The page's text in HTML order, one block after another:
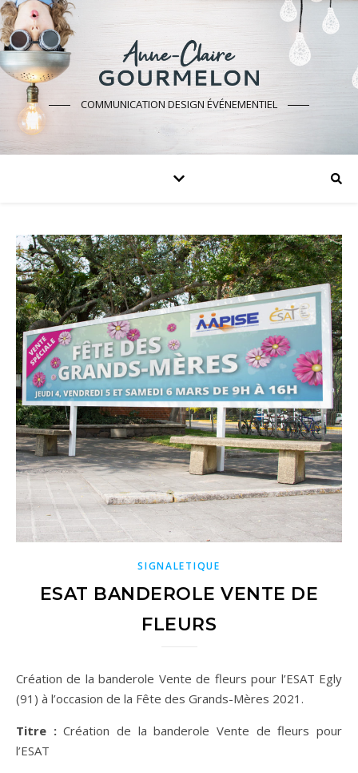
COMMUNICATION DESIGN ÉVÉNEMENTIEL
SIGNALETIQUE
ESAT BANDEROLE VENTE DE
FLEURS
Création de la banderole Vente de fleurs pour l’ESAT Egly
(91) à l’occasion de la Fête des Grands-Mères 2021.
Titre :Création de la banderole Vente de fleurs pour
l’ESAT